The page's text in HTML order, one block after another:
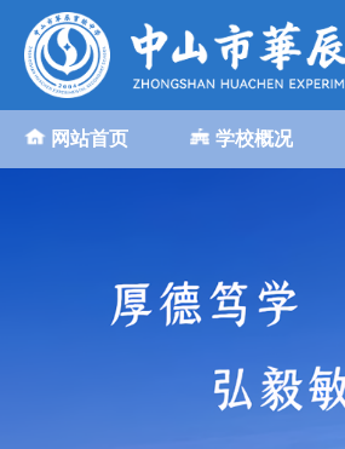
网站首页 学校概况